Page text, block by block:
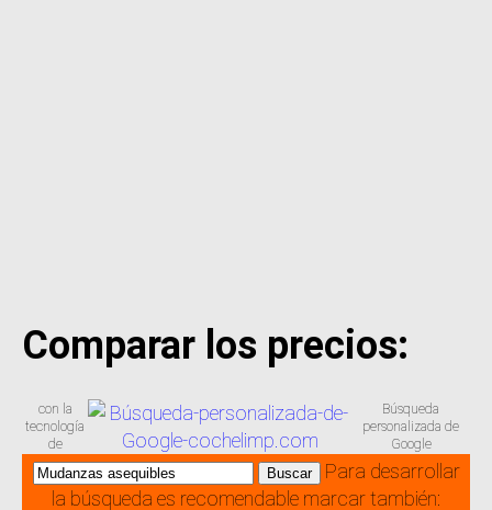
Comparar los precios:
con la
tecnología
de
Búsqueda
personalizada de
Google
Para desarrollar
la búsqueda es recomendable marcar también: